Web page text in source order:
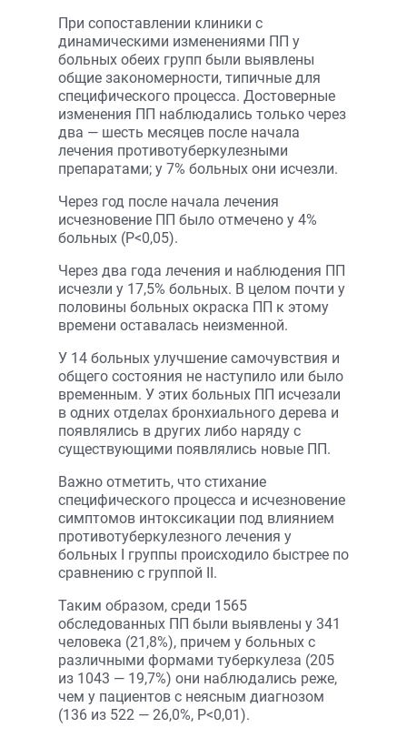
При сопоставлении клиники с
динамическими изменениями ПП у
больных обеих групп были выявлены
общие закономерности, типичные для
специфического процесса. Достоверные
изменения ПП наблюдались только через
два — шесть месяцев после начала
лечения противотуберкулезными
препаратами; у 7% больных они исчезли.
Через год после начала лечения
исчезновение ПП было отмечено у 4%
больных (Р<0,05).
Через два года лечения и наблюдения ПП
исчезли у 17,5% больных. В целом почти у
половины больных окраска ПП к этому
времени оставалась неизменной.
У 14 больных улучшение самочувствия и
общего состояния не наступило или было
временным. У этих больных ПП исчезали
в одних отделах бронхиального дерева и
появлялись в других либо наряду с
существующими появлялись новые ПП.
Важно отметить, что стихание
специфического процесса и исчезновение
симптомов интоксикации под влиянием
противотуберкулезного лечения у
больных I группы происходило быстрее по
сравнению с группой II.
Таким образом, среди 1565
обследованных ПП были выявлены у 341
человека (21,8%), причем у больных с
различными формами туберкулеза (205
из 1043 — 19,7%) они наблюдались реже,
чем у пациентов с неясным диагнозом
(136 из 522 — 26,0%, Р<0,01).